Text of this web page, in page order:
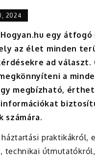
2024
egy átfogó
az élet minden
ad választ.
a
megbízható,
számára.
praktikákról,
technikai